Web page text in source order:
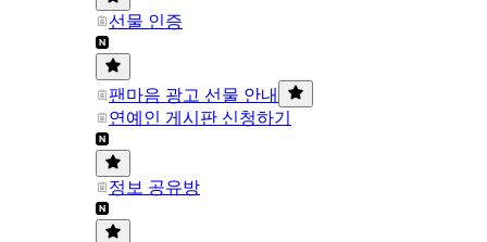
선물 인증
팬마음 광고 선물 안내
연예인 게시판 신청하기
정보 공유방